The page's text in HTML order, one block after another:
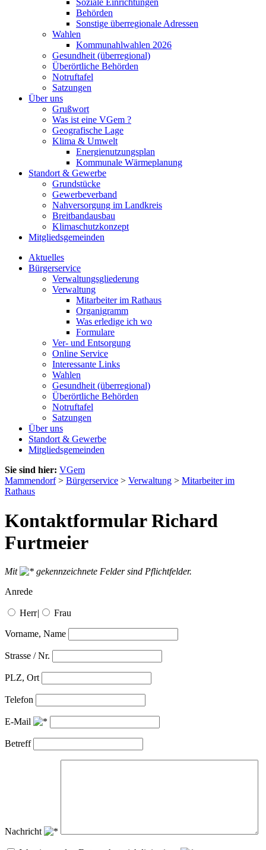
Soziale Einrichtungen
Behörden
Sonstige überregionale Adressen
Wahlen
Kommunahlwahlen 2026
Gesundheit (überregional)
Überörtliche Behörden
Notruftafel
Satzungen
Über uns
Grußwort
Was ist eine VGem ?
Geografische Lage
Klima & Umwelt
Energienutzungsplan
Kommunale Wärmeplanung
Standort & Gewerbe
Grundstücke
Gewerbeverband
Nahversorgung im Landkreis
Breitbandausbau
Klimaschutzkonzept
Mitgliedsgemeinden
Aktuelles
Bürgerservice
Verwaltungsgliederung
Verwaltung
Mitarbeiter im Rathaus
Organigramm
Was erledige ich wo
Formulare
Ver- und Entsorgung
Online Service
Interessante Links
Wahlen
Gesundheit (überregional)
Überörtliche Behörden
Notruftafel
Satzungen
Über uns
Standort & Gewerbe
Mitgliedsgemeinden
Sie sind hier: VGem
Mammendorf> Bürgerservice > Verwaltung > Mitarbeiter im
Rathaus
Kontaktformular Richard
Furtmeier
Mit
gekennzeichnete Felder sind Pflichtfelder.
Anrede
Herr| Frau
Vorname, Name
Strasse / Nr.
PLZ, Ort
Telefon
E-Mail
Betreff
Nachricht